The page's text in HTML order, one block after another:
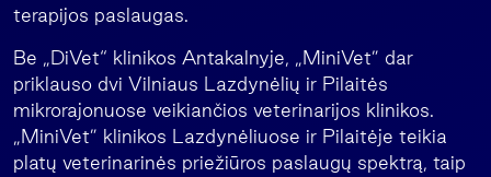
terapijos paslaugas.
Be „DiVet“ klinikos Antakalnyje, „MiniVet” dar
priklauso dvi Vilniaus Lazdynėlių ir Pilaitės
mikrorajonuose veikiančios veterinarijos klinikos.
„MiniVet” klinikos Lazdynėliuose ir Pilaitėje teikia
platų veterinarinės priežiūros paslaugų spektrą, taip